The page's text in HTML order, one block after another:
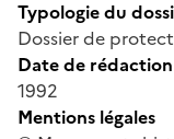
Typologie du
Dossier de
Date de
1992
Mentions légales